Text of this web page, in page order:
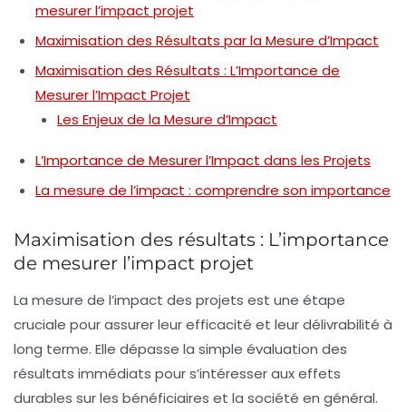
mesurer l’impact projet
Maximisation des Résultats par la Mesure d’Impact
Maximisation des Résultats : L’Importance de
Mesurer l’Impact Projet
Les Enjeux de la Mesure d’Impact
L’Importance de Mesurer l’Impact dans les Projets
La mesure de l’impact : comprendre son importance
Maximisation des résultats : L’importance
de mesurer l’impact projet
La mesure de l’impact des projets est une étape
cruciale pour assurer leurefficacité et leurdélivrabilité à
long terme. Elle dépasse la simple évaluation des
résultats immédiats pour s’intéresser aux effets
durables sur les bénéficiaires et la société en général.